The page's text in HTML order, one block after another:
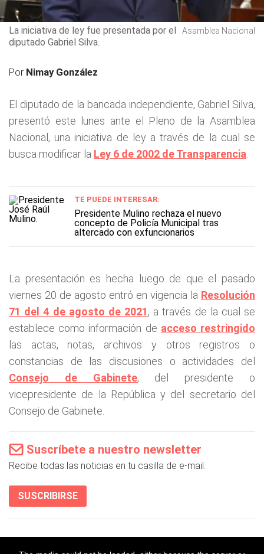
La iniciativa de ley fue presentada por el
diputado Gabriel Silva.
Asamblea Nacional
Por Nimay González
El diputado de la bancada independiente, Gabriel Silva,
presentó este lunes ante el Pleno de la Asamblea
Nacional, una iniciativa de ley a través de la cual se
busca modificar la Ley 6 de 2002 de Transparencia.
TE PUEDE INTERESAR:
Presidente Mulino rechaza el nuevo
concepto de Policía Municipal tras
altercado con exfuncionarios
La presentación es hecha luego de que el pasado
viernes 20 de agosto entró en vigencia la Resolución
71 del 4 de agosto de 2021, a través de la cual se
establece como información de acceso restringido
las actas, notas, archivos y otros registros o
constancias de las discusiones o actividades del
Consejo de Gabinete, del presidente o
vicepresidente de la República y del secretario del
Consejo de Gabinete.
Suscríbete a nuestro newsletter
Recibe todas las noticias en tu casilla de e-mail.
SUSCRIBIRSE